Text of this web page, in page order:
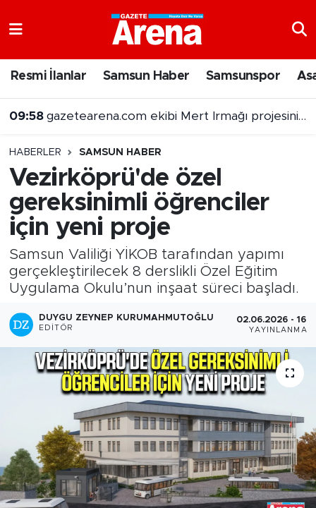
Resmi İlanlar Samsun Haber Samsunspor
09:58 gazetearena.com ekibi Mert Irmağı projesini sordu
HABERLER SAMSUN HABER
Vezirköprü'de özel
gereksinimli öğrenciler
için yeni proje
Samsun Valiliği YİKOB tarafından yapımı
gerçekleştirilecek 8 derslikli Özel Eğitim
Uygulama Okulu’nun inşaat süreci başladı.
DUYGU ZEYNEP KURUMAHMUTOĞLU
EDITÖR
02.06.2026 -
YAYINLANMA
Samsun Namaz Vakitleri
Süper Lig Puan Durumu ve Fikstür
Tüm Manşetler
Son Dakika Haberleri